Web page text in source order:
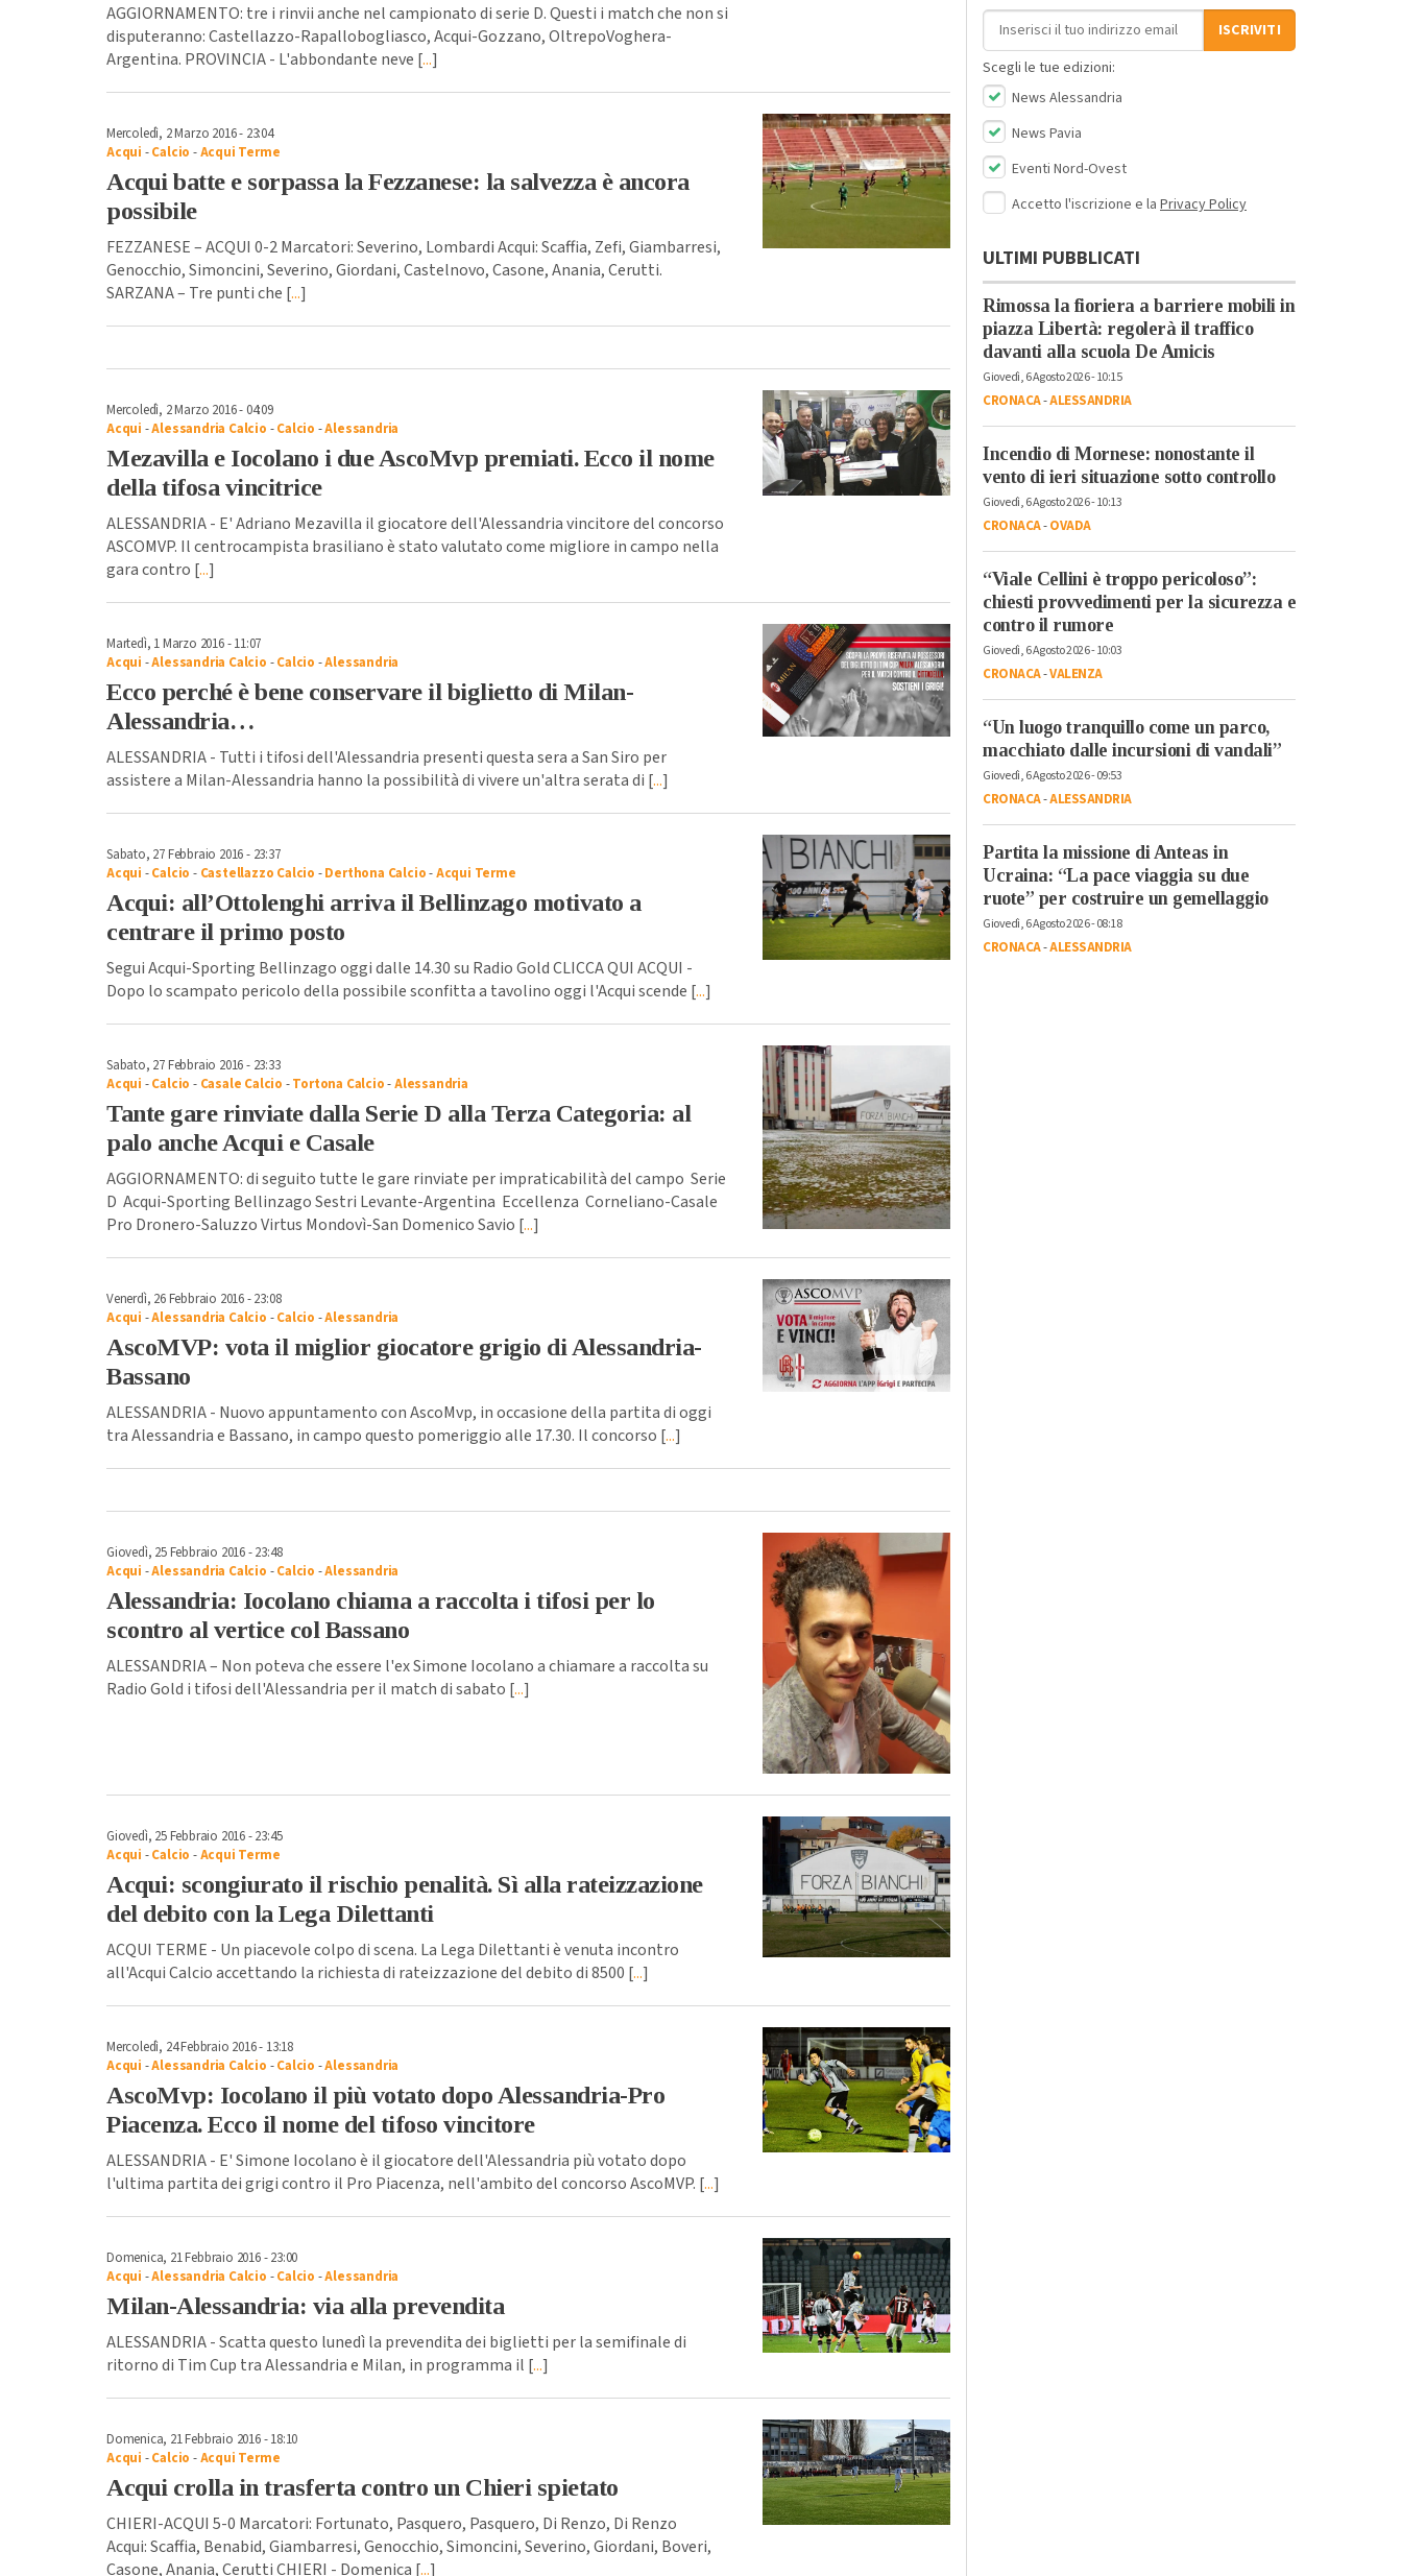
AGGIORNAMENTO: tre i rinvii anche nel campionato di serie D. Questi i match che non si
disputeranno: Castellazzo-Rapallobogliasco, Acqui-Gozzano, OltrepoVoghera-
Argentina. PROVINCIA - L'abbondante neve [...]
Mercoledì, 2 Marzo 2016 - 23:04
Acqui -Calcio -Acqui Terme
Acqui batte e sorpassa la Fezzanese: la salvezza è ancora
possibile
FEZZANESE – ACQUI 0-2 Marcatori: Severino, Lombardi Acqui: Scaffia, Zefi, Giambarresi,
Genocchio, Simoncini, Severino, Giordani, Castelnovo, Casone, Anania, Cerutti.
SARZANA – Tre punti che [...]
Mercoledì, 2 Marzo 2016 - 04:09
Acqui -Alessandria Calcio -Calcio -Alessandria
Mezavilla e Iocolano i due AscoMvp premiati. Ecco il nome
della tifosa vincitrice
ALESSANDRIA - E' Adriano Mezavilla il giocatore dell'Alessandria vincitore del concorso
ASCOMVP. Il centrocampista brasiliano è stato valutato come migliore in campo nella
gara contro [...]
Martedì, 1 Marzo 2016 - 11:07
Acqui -Alessandria Calcio -Calcio -Alessandria
Ecco perché è bene conservare il biglietto di Milan-
Alessandria…
ALESSANDRIA - Tutti i tifosi dell'Alessandria presenti questa sera a San Siro per
assistere a Milan-Alessandria hanno la possibilità di vivere un'altra serata di [...]
Sabato, 27 Febbraio 2016 - 23:37
Acqui -Calcio - Castellazzo Calcio -Derthona Calcio-Acqui Terme
Acqui: all’Ottolenghi arriva il Bellinzago motivato a
centrare il primo posto
Segui Acqui-Sporting Bellinzago oggi dalle 14.30 su Radio Gold CLICCA QUI ACQUI -
Dopo lo scampato pericolo della possibile sconfitta a tavolino oggi l'Acqui scende [...]
Sabato, 27 Febbraio 2016 - 23:33
Acqui -Calcio - Casale Calcio -Tortona Calcio-Alessandria
Tante gare rinviate dalla Serie D alla Terza Categoria: al
palo anche Acqui e Casale
AGGIORNAMENTO: di seguito tutte le gare rinviate per impraticabilità del campo Serie
D Acqui-Sporting Bellinzago Sestri Levante-Argentina Eccellenza Corneliano-Casale
Pro Dronero-Saluzzo Virtus Mondovì-San Domenico Savio [...]
Venerdì, 26 Febbraio 2016 - 23:08
Acqui -Alessandria Calcio -Calcio -Alessandria
AscoMVP: vota il miglior giocatore grigio di Alessandria-
Bassano
ALESSANDRIA - Nuovo appuntamento con AscoMvp, in occasione della partita di oggi
tra Alessandria e Bassano, in campo questo pomeriggio alle 17.30. Il concorso [...]
Giovedì, 25 Febbraio 2016 - 23:48
Acqui -Alessandria Calcio -Calcio -Alessandria
Alessandria: Iocolano chiama a raccolta i tifosi per lo
scontro al vertice col Bassano
ALESSANDRIA – Non poteva che essere l'ex Simone Iocolano a chiamare a raccolta su
Radio Gold i tifosi dell'Alessandria per il match di sabato [...]
Giovedì, 25 Febbraio 2016 - 23:45
Acqui -Calcio -Acqui Terme
Acqui: scongiurato il rischio penalità. Sì alla rateizzazione
del debito con la Lega Dilettanti
ACQUI TERME - Un piacevole colpo di scena. La Lega Dilettanti è venuta incontro
all'Acqui Calcio accettando la richiesta di rateizzazione del debito di 8500 [...]
Mercoledì, 24 Febbraio 2016 - 13:18
Acqui -Alessandria Calcio -Calcio -Alessandria
AscoMvp: Iocolano il più votato dopo Alessandria-Pro
Piacenza. Ecco il nome del tifoso vincitore
ALESSANDRIA - E' Simone Iocolano è il giocatore dell'Alessandria più votato dopo
l'ultima partita dei grigi contro il Pro Piacenza, nell'ambito del concorso AscoMVP. [...]
Domenica, 21 Febbraio 2016 - 23:00
Acqui -Alessandria Calcio -Calcio -Alessandria
Milan-Alessandria: via alla prevendita
ALESSANDRIA - Scatta questo lunedì la prevendita dei biglietti per la semifinale di
ritorno di Tim Cup tra Alessandria e Milan, in programma il [...]
Domenica, 21 Febbraio 2016 - 18:10
Acqui -Calcio -Acqui Terme
Acqui crolla in trasferta contro un Chieri spietato
CHIERI-ACQUI 5-0 Marcatori: Fortunato, Pasquero, Pasquero, Di Renzo, Di Renzo
Acqui: Scaffia, Benabid, Giambarresi, Genocchio, Simoncini, Severino, Giordani, Boveri,
Casone, Anania, Cerutti CHIERI - Domenica [...]
Indirizzo email
ISCRIVITI
Scegli le tue edizioni:
News Alessandria
News Pavia
Eventi Nord-Ovest
Accetto l'iscrizione e la Privacy Policy
ULTIMI PUBBLICATI
Rimossa la fioriera a barriere mobili in
piazza Libertà: regolerà il traffico
davanti alla scuola De Amicis
Giovedì, 6 Agosto 2026 - 10:15
CRONACA-ALESSANDRIA
Incendio di Mornese: nonostante il
vento di ieri situazione sotto controllo
Giovedì, 6 Agosto 2026 - 10:13
CRONACA-OVADA
“Viale Cellini è troppo pericoloso”:
chiesti provvedimenti per la sicurezza e
contro il rumore
Giovedì, 6 Agosto 2026 - 10:03
CRONACA-VALENZA
“Un luogo tranquillo come un parco,
macchiato dalle incursioni di vandali”
Giovedì, 6 Agosto 2026 - 09:53
CRONACA-ALESSANDRIA
Partita la missione di Anteas in
Ucraina: “La pace viaggia su due
ruote” per costruire un gemellaggio
Giovedì, 6 Agosto 2026 - 08:18
CRONACA-ALESSANDRIA